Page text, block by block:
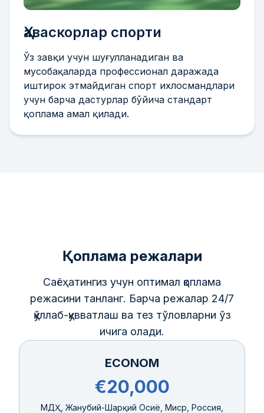
Ҳаваскорлар спорти
Ўз завқи учун шуғулланадиган ва
мусобақаларда профессионал даражада
иштирок этмайдиган спорт ихлосмандлари
учун барча дастурлар бўйича стандарт
қоплама амал қилади.
Қоплама режалари
Саёҳатингиз учун оптимал қоплама
режасини танланг. Барча режалар 24/7
қўллаб-қувватлаш ва тез тўловларни ўз
ичига олади.
ECONOM
€20,000
МДҲ, Жанубий-Шарқий Осиё, Миср, Россия,